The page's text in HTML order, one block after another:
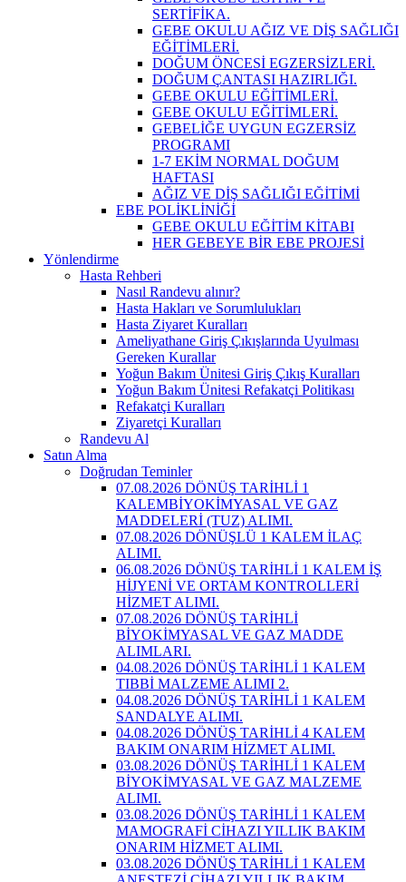
SERTİFİKA.
GEBE OKULU AĞIZ VE DİŞ SAĞLIĞI
EĞİTİMLERİ.
DOĞUM ÖNCESİ EGZERSİZLERİ.
DOĞUM ÇANTASI HAZIRLIĞI.
GEBE OKULU EĞİTİMLERİ.
GEBE OKULU EĞİTİMLERİ.
GEBELİĞE UYGUN EGZERSİZ
PROGRAMI
1-7 EKİM NORMAL DOĞUM
HAFTASI
AĞIZ VE DİŞ SAĞLIĞI EĞİTİMİ
EBE POLİKLİNİĞİ
GEBE OKULU EĞİTİM KİTABI
HER GEBEYE BİR EBE PROJESİ
Yönlendirme
Hasta Rehberi
Nasıl Randevu alınır?
Hasta Hakları ve Sorumlulukları
Hasta Ziyaret Kuralları
Ameliyathane Giriş Çıkışlarında Uyulması
Gereken Kurallar
Yoğun Bakım Ünitesi Giriş Çıkış Kuralları
Yoğun Bakım Ünitesi Refakatçi Politikası
Refakatçi Kuralları
Ziyaretçi Kuralları
Randevu Al
Satın Alma
Doğrudan Teminler
07.08.2026 DÖNÜŞ TARİHLİ 1
KALEMBİYOKİMYASAL VE GAZ
MADDELERİ (TUZ) ALIMI.
07.08.2026 DÖNÜŞLÜ 1 KALEM İLAÇ
ALIMI.
06.08.2026 DÖNÜŞ TARİHLİ 1 KALEM İŞ
HİJYENİ VE ORTAM KONTROLLERİ
HİZMET ALIMI.
07.08.2026 DÖNÜŞ TARİHLİ
BİYOKİMYASAL VE GAZ MADDE
ALIMLARI.
04.08.2026 DÖNÜŞ TARİHLİ 1 KALEM
TIBBİ MALZEME ALIMI 2.
04.08.2026 DÖNÜŞ TARİHLİ 1 KALEM
SANDALYE ALIMI.
04.08.2026 DÖNÜŞ TARİHLİ 4 KALEM
BAKIM ONARIM HİZMET ALIMI.
03.08.2026 DÖNÜŞ TARİHLİ 1 KALEM
BİYOKİMYASAL VE GAZ MALZEME
ALIMI.
03.08.2026 DÖNÜŞ TARİHLİ 1 KALEM
MAMOGRAFİ CİHAZI YILLIK BAKIM
ONARIM HİZMET ALIMI.
03.08.2026 DÖNÜŞ TARİHLİ 1 KALEM